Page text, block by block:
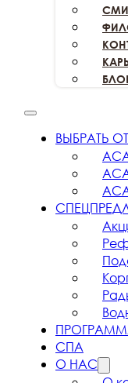
ВЫБРАТЬ
СПА
О НАС